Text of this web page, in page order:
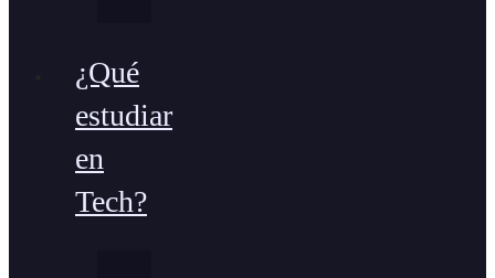
¿Qué
estudiar
en
Tech?